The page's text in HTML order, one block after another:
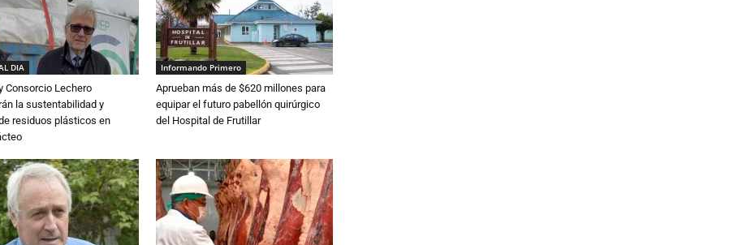
DIA
Consorcio Lechero
la sustentabilidad y
residuos plásticos en
Informando Primero
Aprueban más de $620 millones para
equipar el futuro pabellón quirúrgico
del Hospital de Frutillar